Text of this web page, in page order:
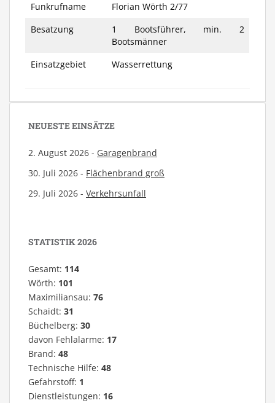
Funkrufname
Florian Wörth 2/77
Besatzung
1 Bootsführer, min. 2
Bootsmänner
Einsatzgebiet
Wasserrettung
NEUESTE EINSÄTZE
2. August 2026 - Garagenbrand
30. Juli 2026 - Flächenbrand groß
29. Juli 2026 - Verkehrsunfall
STATISTIK 2026
Gesamt: 114
Wörth: 101
Maximiliansau: 76
Schaidt: 31
Büchelberg: 30
davon Fehlalarme: 17
Brand: 48
Technische Hilfe: 48
Gefahrstoff: 1
Dienstleistungen: 16